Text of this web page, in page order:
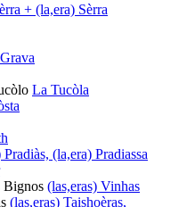
+ (la,era) Sèrra
La Tucòla
(la,era) Pradiassa
Bignos (las,eras) Vinhas
(las,eras) Taishoèras,